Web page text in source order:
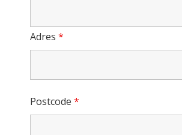
Adres *
Postcode *